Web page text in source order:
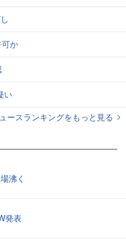
か
い
ースランキングをもっと見る
沸く
発表